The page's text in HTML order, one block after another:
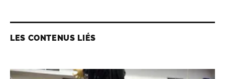
LES CONTENUS LIÉS